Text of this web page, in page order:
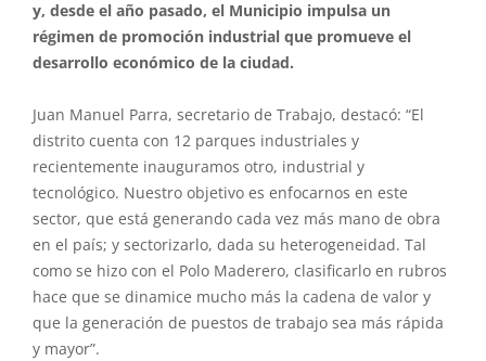
y, desde el año pasado, el Municipio impulsa un
régimen de promoción industrial que promueve el
desarrollo económico de la ciudad.
Juan Manuel Parra, secretario de Trabajo, destacó: “El
distrito cuenta con 12 parques industriales y
recientemente inauguramos otro, industrial y
tecnológico. Nuestro objetivo es enfocarnos en este
sector, que está generando cada vez más mano de obra
en el país; y sectorizarlo, dada su heterogeneidad. Tal
como se hizo con el Polo Maderero, clasificarlo en rubros
hace que se dinamice mucho más la cadena de valor y
que la generación de puestos de trabajo sea más rápida
y mayor”.